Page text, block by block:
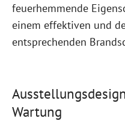
feuerhemmende
einem effektiven und
entsprechenden
Wartung